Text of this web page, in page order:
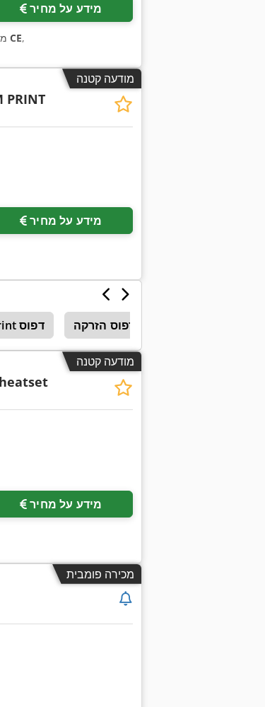
מידע על מחיר
סימון CE,
מודעה קטנה
PRINT
מידע על מחיר
Nyloprint דפוס מכונת דפוס הזרקה
מודעה קטנה
מידע על מחיר
מכירה פומבית